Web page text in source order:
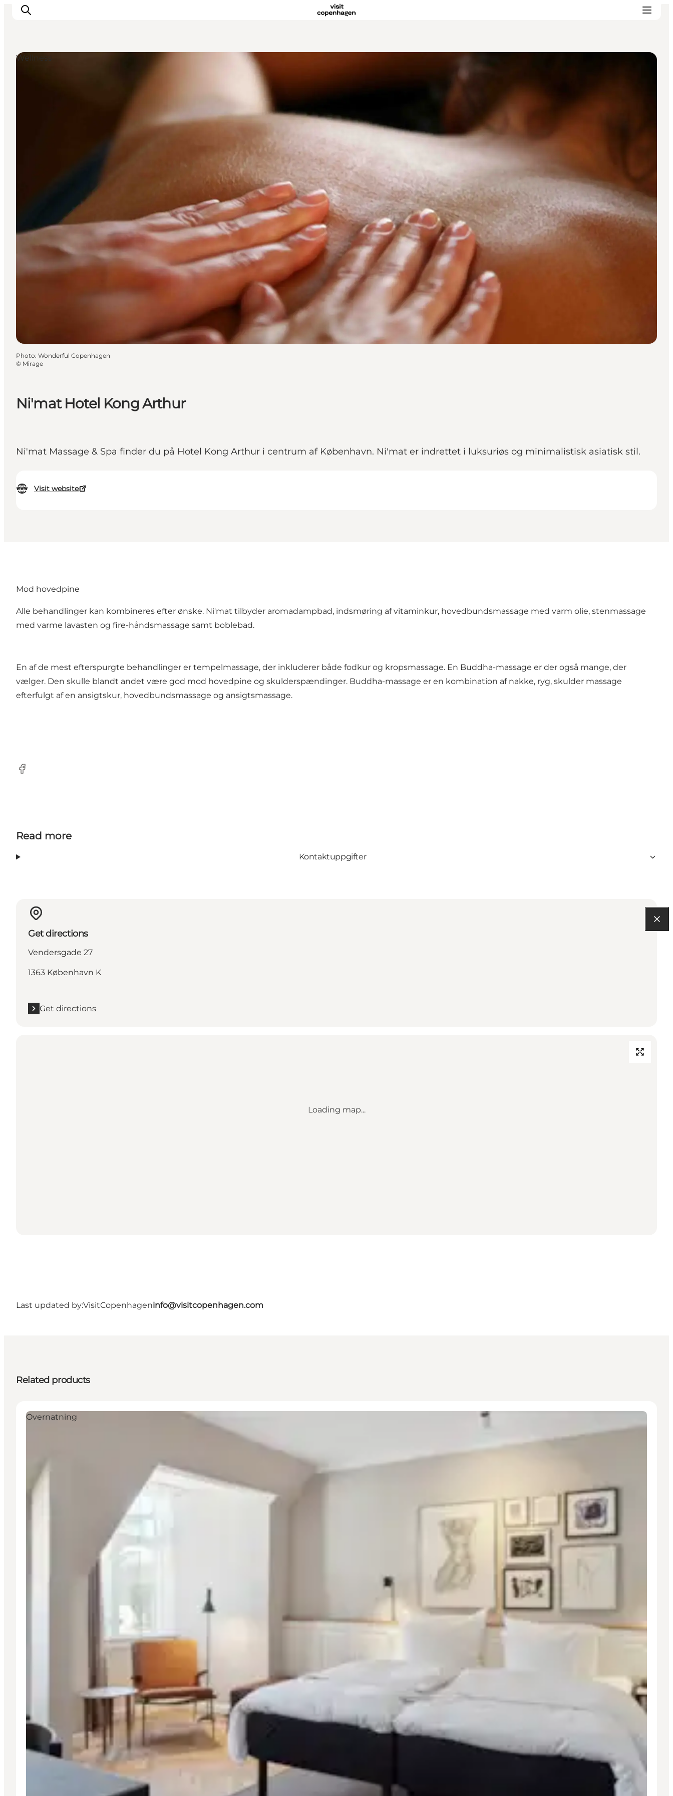
Ni'mat Hotel Kong Arthur
Ni'mat Massage & Spa finder du på Hotel Kong Arthur i centrum af København. Ni'mat er indrettet i luksuriøs og minimalistisk asiatisk stil.
Visit website
Wellness
Photo: Wonderful Copenhagen
© Mirage
Mod hovedpine
Alle behandlinger kan kombineres efter ønske. Ni'mat tilbyder aromadampbad, indsmøring af vitaminkur, hovedbundsmassage med varm olie, stenmassage
med varme lavasten og fire-håndsmassage samt boblebad.
En af de mest efterspurgte behandlinger er tempelmassage, der inkluderer både fodkur og kropsmassage. En Buddha-massage er der også mange, der
vælger. Den skulle blandt andet være god mod hovedpine og skulderspændinger. Buddha-massage er en kombination af nakke, ryg, skulder massage
efterfulgt af en ansigtskur, hovedbundsmassage og ansigtsmassage.
Facebook
Read more
Kontaktuppgifter
Get directions
Vendersgade 27
1363 København K
Get directions
Loading map...
Last updated by:VisitCopenhageninfo@visitcopenhagen.com
Related products
Overnatning